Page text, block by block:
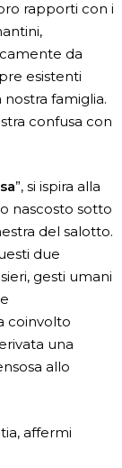
rapporti con i
da
esistenti
nostra famiglia.
confusa con
”, si ispira alla
nascosto sotto
del salotto.
due
gesti umani
coinvolto
una
allo
affermi